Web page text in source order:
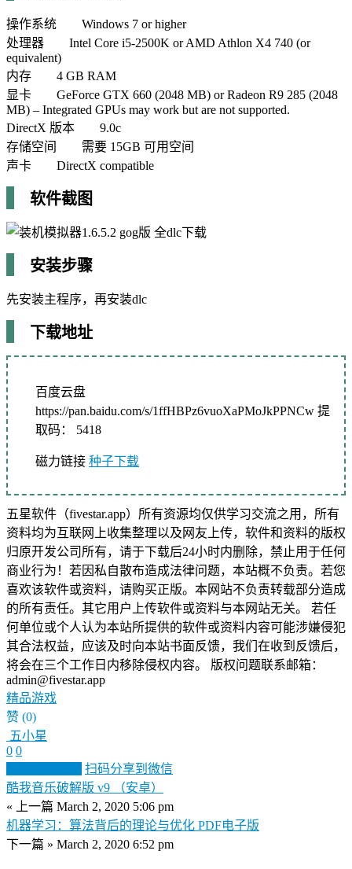
操作系统 Windows 7 or higher
处理器 Intel Core i5-2500K or AMD Athlon X4 740 (or
equivalent)
内存 4 GB RAM
显卡 GeForce GTX 660 (2048 MB) or Radeon R9 285 (2048
MB) – Integrated GPUs may work but are not supported.
DirectX 版本 9.0c
存储空间 需要 15GB 可用空间
声卡 DirectX compatible
软件截图
安装步骤
先安装主程序，再安装dlc
下载地址
百度云盘
https://pan.baidu.com/s/1ffHBPz6vuoXaPMoJkPPNCw 提
取码： 5418
磁力链接 种子下载
五星软件（fivestar.app）所有资源均仅供学习交流之用，所有
资料均为互联网上收集整理以及网友上传，软件和资料的版权
归原开发公司所有，请于下载后24小时内删除，禁止用于任何
商业行为！若因私自散布造成法律问题，本站概不负责。若您
喜欢该软件或资料，请购买正版。本网站不负责转载部分造成
的所有责任。其它用户上传软件或资料与本网站无关。 若任
何单位或个人认为本站所提供的软件或资料内容可能涉嫌侵犯
其合法权益，应该及时向本站书面反馈，我们在收到反馈后，
将会在三个工作日内移除侵权内容。 版权问题联系邮箱：
admin@fivestar.app
精品游戏
赞 (0)
五小星
0 0
扫码分享到微信
酷我音乐破解版 v9 （安卓）
« 上一篇 March 2, 2020 5:06 pm
机器学习：算法背后的理论与优化 PDF电子版
下一篇 » March 2, 2020 6:52 pm